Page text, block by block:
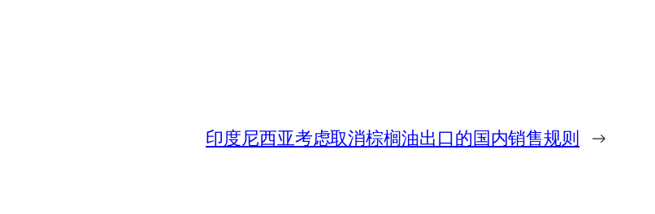
印度尼西亚考虑取消棕榈油出口的国内销售规则 →